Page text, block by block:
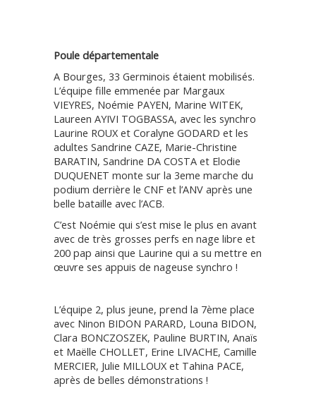
Poule départementale
A Bourges, 33 Germinois étaient mobilisés.
L’équipe fille emmenée par Margaux
VIEYRES, Noémie PAYEN, Marine WITEK,
Laureen AYIVI TOGBASSA, avec les synchro
Laurine ROUX et Coralyne GODARD et les
adultes Sandrine CAZE, Marie-Christine
BARATIN, Sandrine DA COSTA et Elodie
DUQUENET monte sur la 3eme marche du
podium derrière le CNF et l’ANV après une
belle bataille avec l’ACB.
C’est Noémie qui s’est mise le plus en avant
avec de très grosses perfs en nage libre et
200 pap ainsi que Laurine qui a su mettre en
œuvre ses appuis de nageuse synchro !
L’équipe 2, plus jeune, prend la 7ème place
avec Ninon BIDON PARARD, Louna BIDON,
Clara BONCZOSZEK, Pauline BURTIN, Anaïs
et Maëlle CHOLLET, Erine LIVACHE, Camille
MERCIER, Julie MILLOUX et Tahina PACE,
après de belles démonstrations !